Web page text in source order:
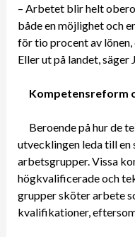
– Arbetet blir helt
både en möjlighet och
för tio procent av
Eller ut på landet, säger
Kompetensreform
Beroende på hur de
utvecklingen leda till
arbetsgrupper. Vissa
högkvalificerade och
grupper sköter arbete
kvalifikationer,